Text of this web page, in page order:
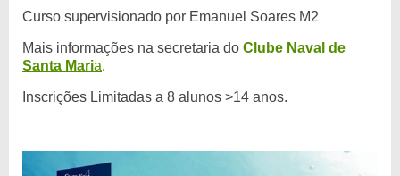
Curso supervisionado por Emanuel Soares M2
Mais informações na secretaria do Clube Naval de
Santa Maria.
Inscrições Limitadas a 8 alunos >14 anos.